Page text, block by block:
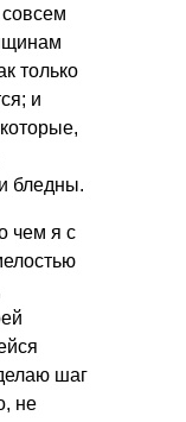
только
и
бледны.
чем я с
шаг
не